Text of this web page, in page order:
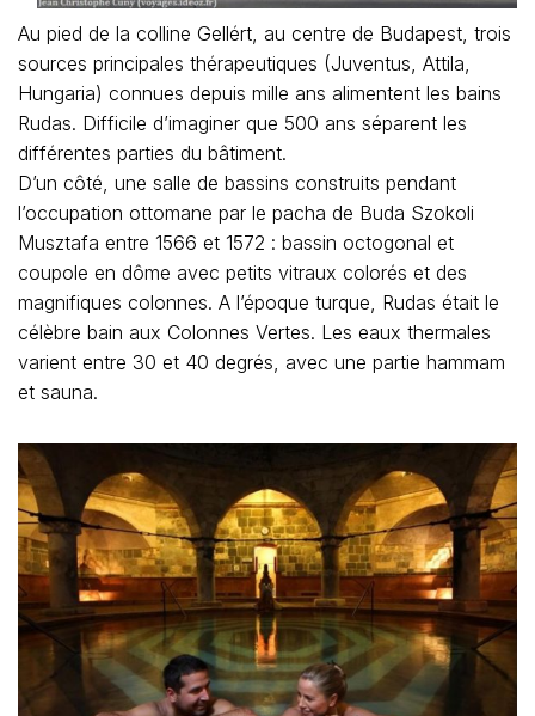
Au pied de la colline Gellért, au centre de Budapest, trois
sources principales thérapeutiques (Juventus, Attila,
Hungaria) connues depuis mille ans alimentent les bains
Rudas. Difficile d’imaginer que 500 ans séparent les
différentes parties du bâtiment.
D’un côté, une salle de bassins construits pendant
l’occupation ottomane par le pacha de Buda Szokoli
Musztafa entre 1566 et 1572 : bassin octogonal et
coupole en dôme avec petits vitraux colorés et des
magnifiques colonnes. A l’époque turque, Rudas était le
célèbre bain aux Colonnes Vertes. Les eaux thermales
varient entre 30 et 40 degrés, avec une partie hammam
et sauna.